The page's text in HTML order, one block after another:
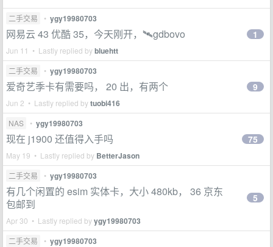
二手交易 • ygy19980703
网易云 43 优酷 35，今天刚开，🛰gdbovo
Jun 11 • Lastly replied bybluehtt
1
二手交易 • ygy19980703
爱奇艺季卡有需要吗， 20 出，有两个
Jun 2 • Lastly replied bytuobi416
9
NAS • ygy19980703
现在 j1900 还值得入手吗
May 19 • Lastly replied by BetterJason
75
二手交易 • ygy19980703
有几个闲置的 esim 实体卡，大小 480kb， 36 京东
包邮到
Apr 30 • Lastly replied byygy19980703
5
二手交易 • ygy19980703